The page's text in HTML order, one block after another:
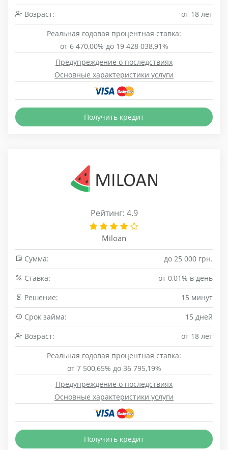
Возраст:
от 18 лет
Реальная годовая процентная ставка:
от 6 470,00% до 19 428 038,91%
Предупреждение о последствиях
Основные характеристики услуги
Получить кредит
Рейтинг: 4.9
Miloan
Сумма:
до 25 000 грн.
Cтавка:
от 0,01% в день
Решение:
15 минут
Срок займа:
15 дней
Возраст:
от 18 лет
Реальная годовая процентная ставка:
от 7 500,65% до 36 795,19%
Предупреждение о последствиях
Основные характеристики услуги
Получить кредит